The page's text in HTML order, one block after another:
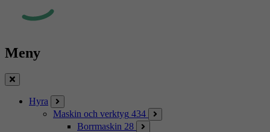
Meny
Stäng
Hyra
Maskin och verktyg 434
Borrmaskin 28